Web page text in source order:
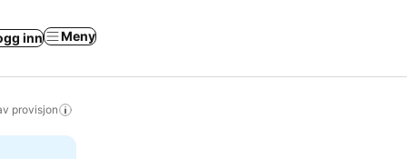
inn Meny
provisjon